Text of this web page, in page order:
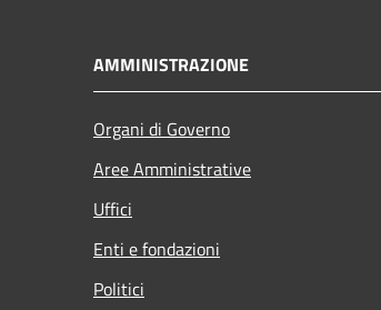
AMMINISTRAZIONE
Organi di Governo
Aree Amministrative
Uffici
Enti e fondazioni
Politici